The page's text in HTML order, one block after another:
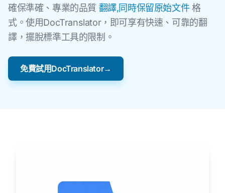
確保準確、專業的品質 翻譯,同時保留原始文件格
式。使用DocTranslator，即可享有快速、可靠的翻
譯，擺脫標準工具的限制。
免費試用DocTranslator→